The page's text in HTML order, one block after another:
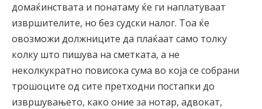
домаќинствата и понатаму ќе ги наплатуваат
извршителите, но без судски налог. Тоа ќе
овозможи должниците да плаќаат само толку
колку што пишува на сметката, а не
неколкукратно повисока сума во која се собрани
трошоците од сите претходни постапки до
извршувањето, како оние за нотар, адвокат,